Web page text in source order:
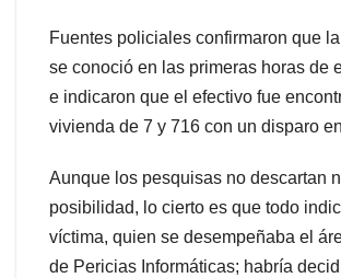
Fuentes policiales confirmaron que
se conoció en las primeras horas de
e indicaron que el efectivo fue
vivienda de 7 y 716 con un disparo
Aunque los pesquisas no descartan
posibilidad, lo cierto es que todo
víctima, quien se desempeñaba el
de Pericias Informáticas; habría